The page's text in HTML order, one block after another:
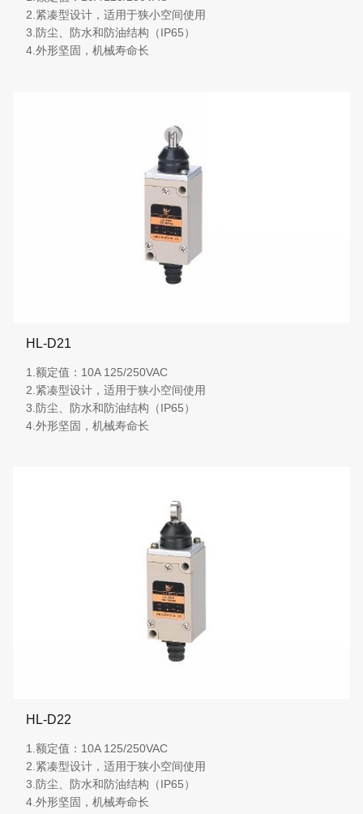
2.紧凑型设计，适用于狭小空间使用
3.防尘、防水和防油结构（IP65）
4.外形坚固，机械寿命长
More details
HL-D21
1.额定值：10A 125/250VAC
2.紧凑型设计，适用于狭小空间使用
3.防尘、防水和防油结构（IP65）
4.外形坚固，机械寿命长
More details
HL-D22
1.额定值：10A 125/250VAC
2.紧凑型设计，适用于狭小空间使用
3.防尘、防水和防油结构（IP65）
4.外形坚固，机械寿命长
More details